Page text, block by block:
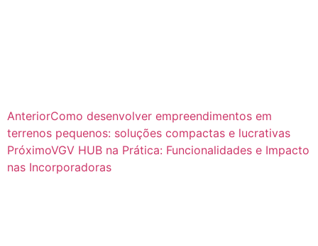
AnteriorComo desenvolver empreendimentos em
terrenos pequenos: soluções compactas e lucrativas
PróximoVGV HUB na Prática: Funcionalidades e Impacto
nas Incorporadoras